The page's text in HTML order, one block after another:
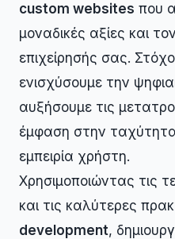
custom websites που
μοναδικές αξίες και
επιχείρησής σας.
ενισχύσουμε την
αυξήσουμε τις
έμφαση στην
εμπειρία χρήστη.
Χρησιμοποιώντας τις
και τις καλύτερες
development,